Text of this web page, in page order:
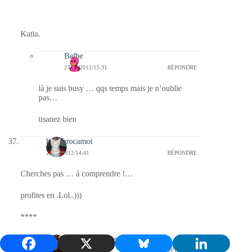
Katia.
Belbe
27/01/2012/15:31 RÉPONDRE
là je suis busy … qqs temps mais je n’oublie
pas…
tisanez bien
bricabrocamoi
27/01/2012/14:41 RÉPONDRE
Cherches pas … à comprendre !…
profites en .Lol..)))
****
Evelyne, Tout Simplement...
27/01/2012/14:36 RÉPONDRE